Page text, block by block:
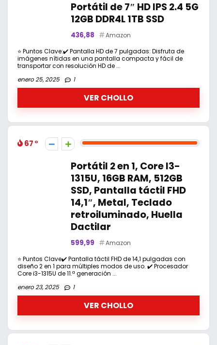
Portátil de 7″ HD IPS 2.4 5G
12GB DDR4L 1TB SSD
436,88
Amazon
⭐ Puntos Clave:✔️ Pantalla HD de 7 pulgadas: Disfruta de
imágenes nítidas en una pantalla compacta y fácil de
transportar con resolución HD de ...
enero 25, 2025
1
VER CHOLLO
67
Portátil 2 en 1, Core I3-
1315U, 16GB RAM, 512GB
SSD, Pantalla táctil FHD
14,1″, Metal, Teclado
retroiluminado, Huella
Dactilar
599,99
Amazon
⭐ Puntos Clave✔️ Pantalla táctil FHD de 14,1 pulgadas con
diseño 2 en 1 para múltiples modos de uso. ✔️ Procesador
Core i3-1315U de 11.ª generación ...
enero 23, 2025
1
VER CHOLLO